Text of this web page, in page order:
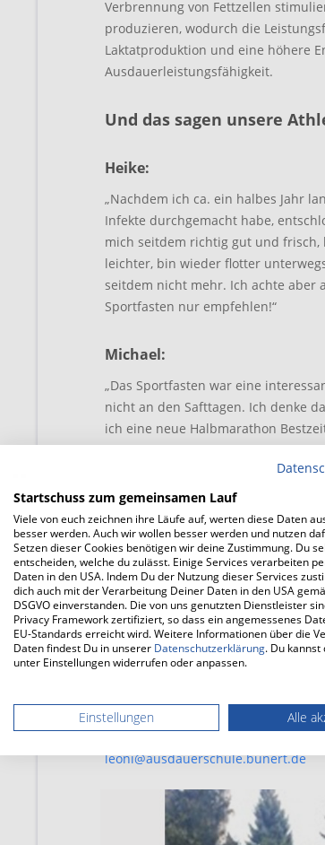
Verbrennung von Fettzellen
produzieren, wodurch die
Laktatproduktion und eine höhere
Ausdauerleistungsfähigkeit.
Und das sagen unsere
Heike:
„Nachdem ich ca. ein halbes Jahr
Infekte durchgemacht habe,
mich seitdem richtig gut und
leichter, bin wieder flotter
seitdem nicht mehr. Ich achte aber
Sportfasten nur empfehlen!“
Michael:
„Das Sportfasten war eine
nicht an den Safttagen. Ich denke
ich eine neue Halbmarathon
„Sportfasten war für ich eine neue
Ausdauervermögen hat sich
gefallen... Es hat einen Turbo in mir
Rainer:
„Durch das Sportfasten fühlt man
Blick auf die Uhr kann man eine
Gewichtsabnahme!“
Weitere Informationen zu dem
erfahrt ihr auf unsere Homepage
leoni@ausdauerschule.bunert.de
Startschuss zum gemeinsamen Lauf
Viele von euch zeichnen ihre Läufe auf, werten diese Daten
besser werden. Auch wir wollen besser werden und nutzen
Setzen dieser Cookies benötigen wir deine Zustimmung. Du
entscheiden, welche du zulässt. Einige Services verarbeiten
Daten in den USA. Indem Du der Nutzung dieser Services
dich auch mit der Verarbeitung Deiner Daten in den USA
DSGVO einverstanden. Die von uns genutzten Dienstleister
Privacy Framework zertifiziert, so dass ein angemessenes
EU-Standards erreicht wird. Weitere Informationen über die
Daten findest Du in unserer Datenschutzerklärung. Du
unter Einstellungen widerrufen oder anpassen.
Einstellungen Alle